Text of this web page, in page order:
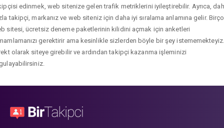
edinmek, web sitenize gelen trafik metriklerini iyileştirebilir. Ayrıca,
takipçi, markanız ve web siteniz için daha iyi sıralama anlamına gelir.
sitesi, ücretsiz deneme paketlerinin kilidini açmak için anketleri
gerektirir ama kesinlikle sizlerden böyle bir şey istememekteyiz.
olarak siteye girebilir ve ardından takipçi kazanma işleminizi